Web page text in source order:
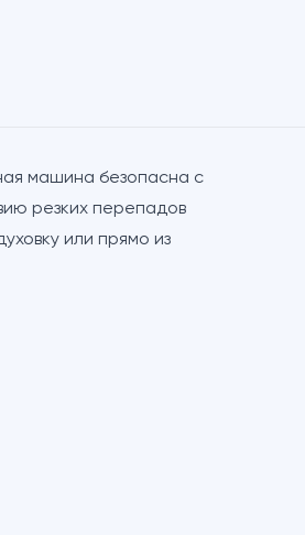
машина безопасна с
резких перепадов
или прямо из